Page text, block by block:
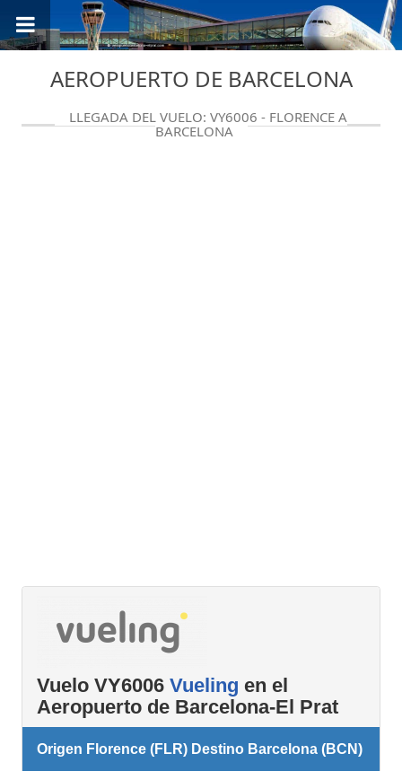
AEROPUERTO DE BARCELONA
LLEGADA DEL VUELO: VY6006 - FLORENCE A
BARCELONA
Vuelo VY6006 Vueling en el
Aeropuerto de Barcelona-El Prat
Origen Florence (FLR) Destino Barcelona (BCN)